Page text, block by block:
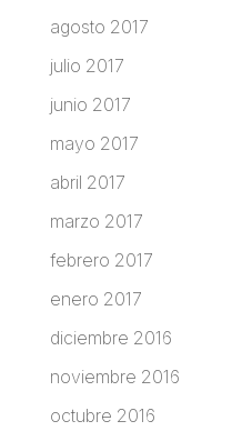
agosto 2017
julio 2017
junio 2017
mayo 2017
abril 2017
marzo 2017
febrero 2017
enero 2017
diciembre 2016
noviembre 2016
octubre 2016